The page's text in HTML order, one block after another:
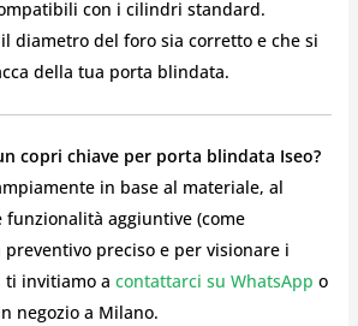
con i cilindri standard.
diametro del foro sia corretto e che si
della tua porta blindata.
copri chiave per porta blindata Iseo?
in base al materiale, al
funzionalità aggiuntive (come
preciso e per visionare i
invitiamo a contattarci su WhatsApp o
negozio a Milano.